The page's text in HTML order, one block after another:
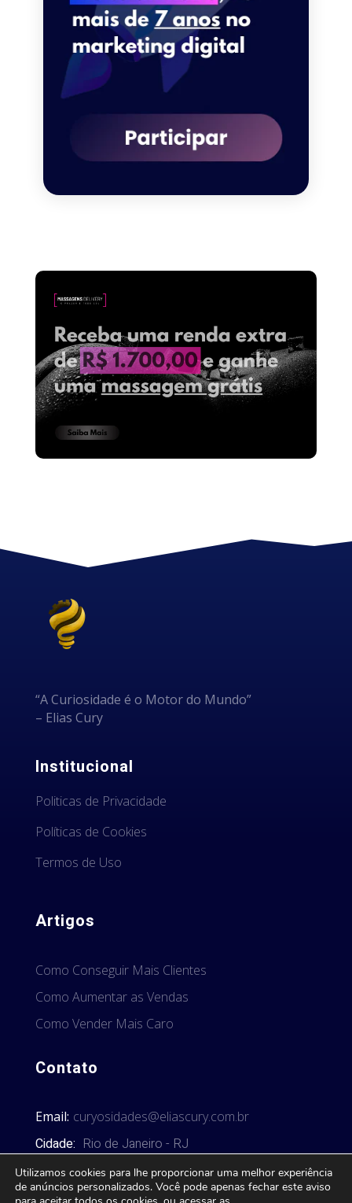
“A Curiosidade é o Motor do Mundo”
– Elias Cury
Institucional
Politicas de Privacidade
Políticas de Cookies
Termos de Uso
Artigos
Como Conseguir Mais Clientes
Como Aumentar as Vendas
Como Vender Mais Caro
Contato
Email: curyosidades@eliascury.com.br
Cidade: Rio de Janeiro - RJ
Utilizamos cookies para lhe proporcionar uma melhor experiência
de anúncios personalizados. Você pode apenas fechar este aviso